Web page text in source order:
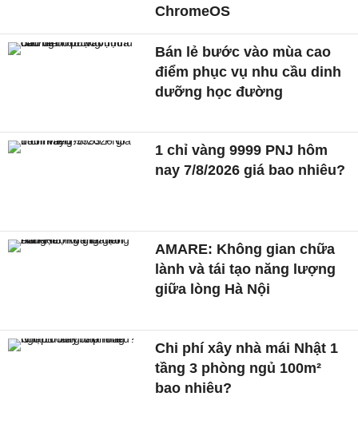
ChromeOS
Bán lẻ bước vào mùa cao
điểm phục vụ nhu cầu dinh
dưỡng học đường
1 chỉ vàng 9999 PNJ hôm
nay 7/8/2026 giá bao nhiêu?
AMARE: Không gian chữa
lành và tái tạo năng lượng
giữa lòng Hà Nội
Chi phí xây nhà mái Nhật 1
tầng 3 phòng ngủ 100m²
bao nhiêu?